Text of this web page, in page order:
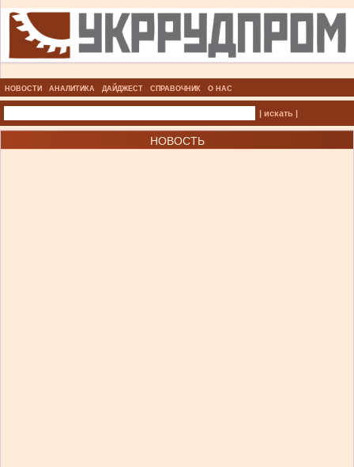
НОВОСТИ АНАЛИТИКА ДАЙДЖЕСТ СПРАВОЧНИК О НАС
| искать |
НОВОСТЬ